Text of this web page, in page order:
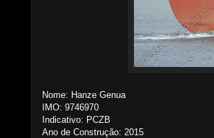
Nome: Hanze Genua
IMO: 9746970
Indicativo: PCZB
Ano de Construção: 2015